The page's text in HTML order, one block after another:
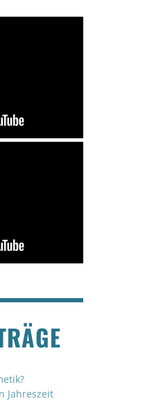
Jahreszeit